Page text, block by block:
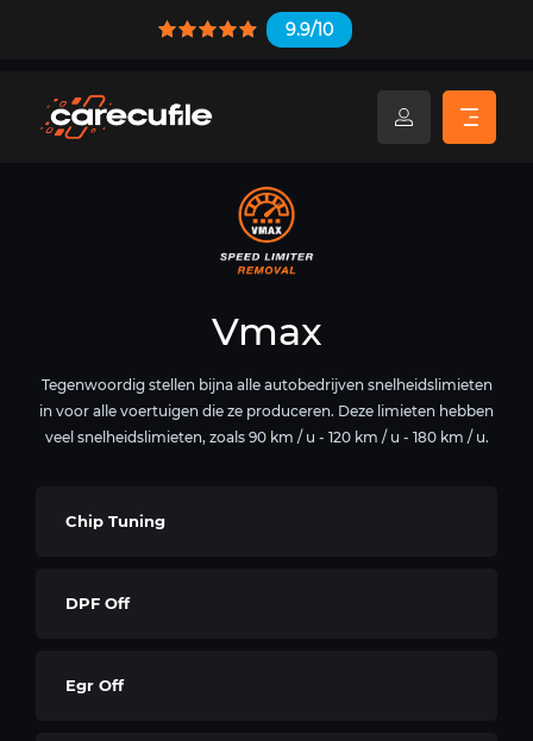
9.9/10
Vmax
Tegenwoordig stellen bijna alle autobedrijven snelheidslimieten
in voor alle voertuigen die ze produceren. Deze limieten hebben
veel snelheidslimieten, zoals 90 km / u - 120 km / u - 180 km / u.
Chip Tuning
DPF Off
Egr Off